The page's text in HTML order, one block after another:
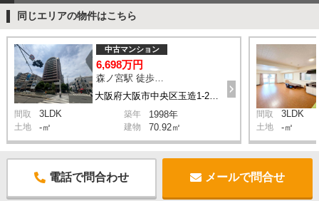
同じエリアの物件はこちら
大阪府大阪市中央区玉造1-21-1
中古マンション
6,698万円
森ノ宮駅 徒歩5分
間取 3LDK 築年 1998年
土地 -㎡ 建物 70.92㎡
間取 3LDK
土地 -㎡
電話で問合わせ メールで問合せ